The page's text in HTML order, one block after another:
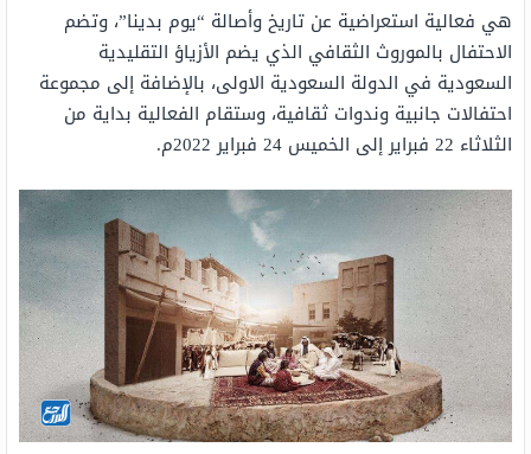
هي فعالية استعراضية عن تاريخ وأصالة “يوم بدينا”، وتضم
الاحتفال بالموروث الثقافي الذي يضم الأزياؤ التقليدية
السعودية في الدولة السعودية الاولى، بالإضافة إلى مجموعة
احتفالات جانبية وندوات ثقافية، وستقام الفعالية بداية من
الثلاثاء 22 فبراير إلى الخميس 24 فبراير 2022م.